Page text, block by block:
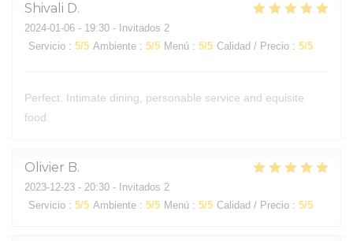
Shivali D
2024-01-06 - 19:30 - Invitados 2
Servicio : 5/5 Ambiente : 5/5 Menú : 5/5 Calidad / Precio : 5/5
Perfect. Intimate dining, personable service and equisite
food.
Olivier B
2023-12-23 - 20:30 - Invitados 2
Servicio : 5/5 Ambiente : 5/5 Menú : 5/5 Calidad / Precio : 5/5